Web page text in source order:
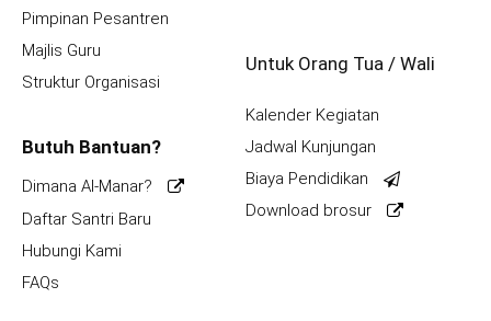
Pimpinan Pesantren
Majlis Guru
Struktur Organisasi
Butuh Bantuan?
Dimana Al-Manar?
Daftar Santri Baru
Hubungi Kami
FAQs
Untuk Orang Tua / Wali
Kalender Kegiatan
Jadwal Kunjungan
Biaya Pendidikan
Download brosur